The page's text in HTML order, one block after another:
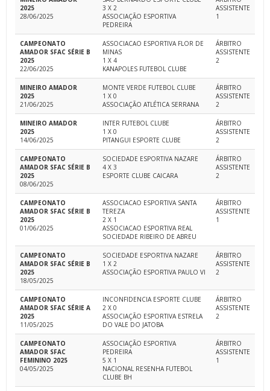
2025
28/06/2025
3 X 2
ASSOCIAÇÃO ESPORTIVA
PEDREIRA
ASSISTENTE
1
CAMPEONATO
AMADOR SFAC SÉRIE B
2025
22/06/2025
ASSOCIACAO ESPORTIVA FLOR DE
MINAS
1 X 4
KANAPOLES FUTEBOL CLUBE
ÁRBITRO
ASSISTENTE
2
MINEIRO AMADOR
2025
21/06/2025
MONTE VERDE FUTEBOL CLUBE
1 X 0
ASSOCIAÇÃO ATLÉTICA SERRANA
ÁRBITRO
ASSISTENTE
2
MINEIRO AMADOR
2025
14/06/2025
INTER FUTEBOL CLUBE
1 X 0
PITANGUI ESPORTE CLUBE
ÁRBITRO
ASSISTENTE
2
CAMPEONATO
AMADOR SFAC SÉRIE B
2025
08/06/2025
SOCIEDADE ESPORTIVA NAZARE
4 X 3
ESPORTE CLUBE CAICARA
ÁRBITRO
ASSISTENTE
2
CAMPEONATO
AMADOR SFAC SÉRIE B
2025
01/06/2025
ASSOCIACAO ESPORTIVA SANTA
TEREZA
2 X 1
ASSOCIACAO ESPORTIVA REAL
SOCIEDADE RIBEIRO DE ABREU
ÁRBITRO
ASSISTENTE
1
CAMPEONATO
AMADOR SFAC SÉRIE B
2025
18/05/2025
SOCIEDADE ESPORTIVA NAZARE
1 X 2
ASSOCIAÇÃO ESPORTIVA PAULO VI
ÁRBITRO
ASSISTENTE
2
CAMPEONATO
AMADOR SFAC SÉRIE A
2025
11/05/2025
INCONFIDENCIA ESPORTE CLUBE
2 X 0
ASSOCIAÇÃO ESPORTIVA ESTRELA
DO VALE DO JATOBA
ÁRBITRO
ASSISTENTE
2
CAMPEONATO
AMADOR SFAC
FEMININO 2025
04/05/2025
ASSOCIAÇÃO ESPORTIVA
PEDREIRA
5 X 1
NACIONAL RESENHA FUTEBOL
CLUBE BH
ÁRBITRO
ASSISTENTE
1